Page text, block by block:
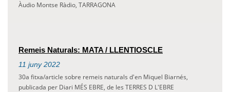
Àudio Montse Ràdio, TARRAGONA
Remeis Naturals: MATA / LLENTIOSCLE
11 juny 2022
30a fitxa/article sobre remeis naturals d'en Miquel Biarnés,
publicada per Diari MÉS EBRE, de les TERRES D L'EBRE